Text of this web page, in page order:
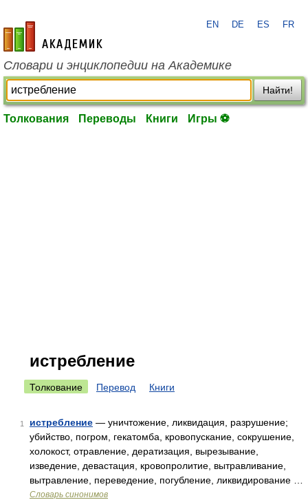
academic.ru
EN DE ES FR
Словари и энциклопедии на Академике
Найти!
Толкования Переводы Книги Игры ⚽
истребление
Толкование Перевод Книги
1 истребление — уничтожение, ликвидация, разрушение;
убийство, погром, гекатомба, кровопускание, сокрушение,
холокост, отравление, дератизация, вырезывание,
изведение, девастация, кровопролитие, вытравливание,
вытравление, переведение, погубление, ликвидирование …
Словарь синонимов